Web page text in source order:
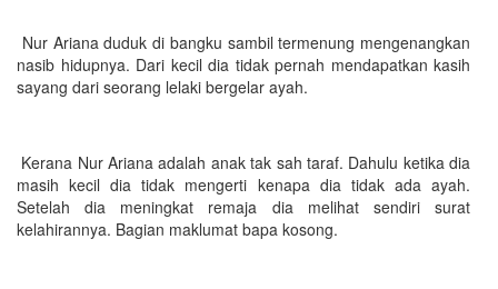
Nur Ariana duduk di bangku sambil termenung mengenangkan
nasib hidupnya. Dari kecil dia tidak pernah mendapatkan kasih
sayang dari seorang lelaki bergelar ayah.
Kerana Nur Ariana adalah anak tak sah taraf. Dahulu ketika dia
masih kecil dia tidak mengerti kenapa dia tidak ada ayah.
Setelah dia meningkat remaja dia melihat sendiri surat
kelahirannya. Bagian maklumat bapa kosong.